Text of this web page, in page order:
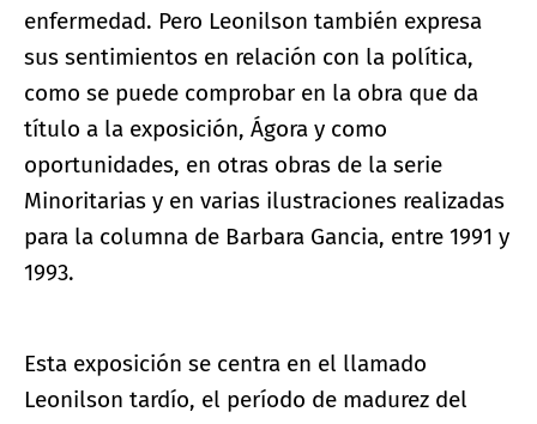
enfermedad. Pero Leonilson también expresa
sus sentimientos en relación con la política,
como se puede comprobar en la obra que da
título a la exposición, Ágora y como
oportunidades, en otras obras de la serie
Minoritarias y en varias ilustraciones realizadas
para la columna de Barbara Gancia, entre 1991 y
1993.
Esta exposición se centra en el llamado
Leonilson tardío, el período de madurez del